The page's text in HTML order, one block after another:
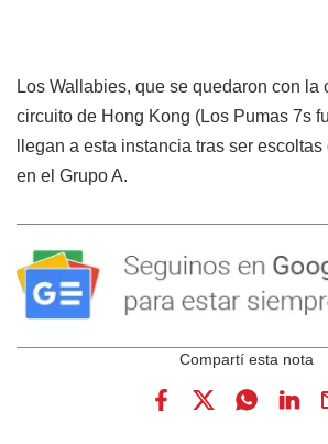
Los Wallabies, que se quedaron con la
circuito de Hong Kong (Los Pumas 7s
llegan a esta instancia tras ser
en el Grupo A.